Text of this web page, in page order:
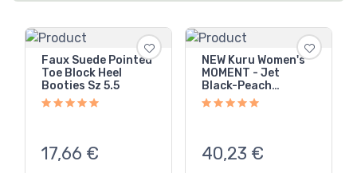
Faux Suede Pointed
Toe Block Heel
Booties Sz 5.5
17,66 €
NEW Kuru Women's
MOMENT - Jet
Black-Peach
Sherbet- SHIPS
FREE!
40,23 €